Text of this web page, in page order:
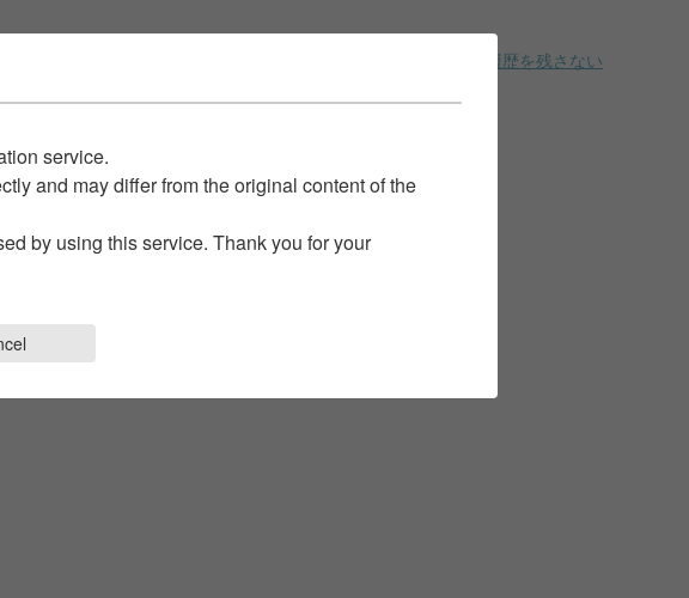
履歴を残さない
service.
and may differ from the original content of the
by using this service. Thank you for your